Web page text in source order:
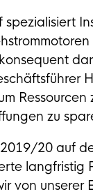
zu
20 auf
von unserer